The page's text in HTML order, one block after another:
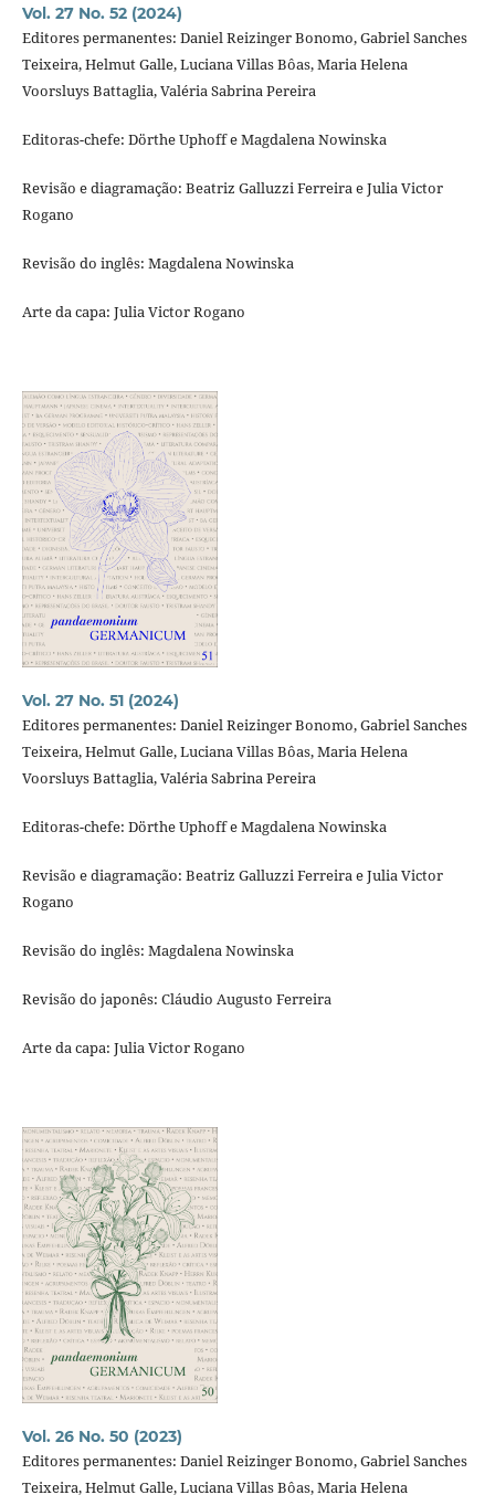
Vol. 27 No. 52 (2024)
Editores permanentes: Daniel Reizinger Bonomo, Gabriel Sanches
Teixeira, Helmut Galle, Luciana Villas Bôas, Maria Helena
Voorsluys Battaglia, Valéria Sabrina Pereira
Editoras-chefe: Dörthe Uphoff e Magdalena Nowinska
Revisão e diagramação: Beatriz Galluzzi Ferreira e Julia Victor
Rogano
Revisão do inglês: Magdalena Nowinska
Arte da capa: Julia Victor Rogano
Vol. 27 No. 51 (2024)
Editores permanentes: Daniel Reizinger Bonomo, Gabriel Sanches
Teixeira, Helmut Galle, Luciana Villas Bôas, Maria Helena
Voorsluys Battaglia, Valéria Sabrina Pereira
Editoras-chefe: Dörthe Uphoff e Magdalena Nowinska
Revisão e diagramação: Beatriz Galluzzi Ferreira e Julia Victor
Rogano
Revisão do inglês: Magdalena Nowinska
Revisão do japonês: Cláudio Augusto Ferreira
Arte da capa: Julia Victor Rogano
Vol. 26 No. 50 (2023)
Editores permanentes: Daniel Reizinger Bonomo, Gabriel Sanches
Teixeira, Helmut Galle, Luciana Villas Bôas, Maria Helena